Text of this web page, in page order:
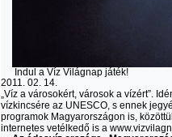
Indul a Víz Világnap játék!
2011. 02. 14.
„Víz a városokért, városok a vízért”.
vízkincsére az UNESCO, s ennek
programok Magyarországon is,
internetes vetélkedő is a